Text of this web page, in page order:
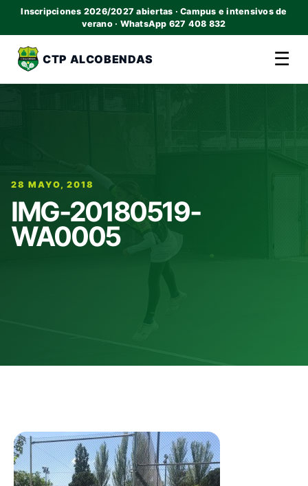
Inscripciones 2026/2027 abiertas · Campus e intensivos de
verano · WhatsApp 627 408 832
CTP ALCOBENDAS ☰
28 MAYO, 2018
IMG-20180519-
WA0005